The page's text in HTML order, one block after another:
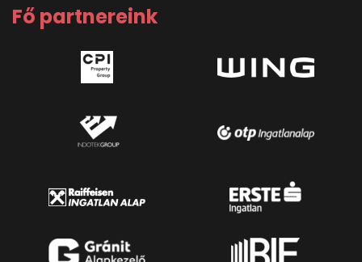
Fő partnereink